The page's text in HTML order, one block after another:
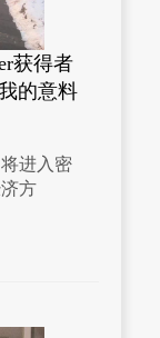
获得者
的意料
进入密
方